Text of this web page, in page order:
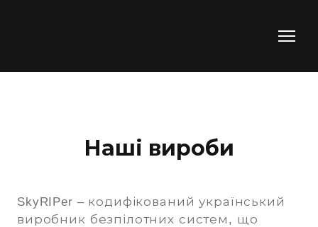
Наші вироби
SkyRIPer – кодифікований український
виробник безпілотних систем, що